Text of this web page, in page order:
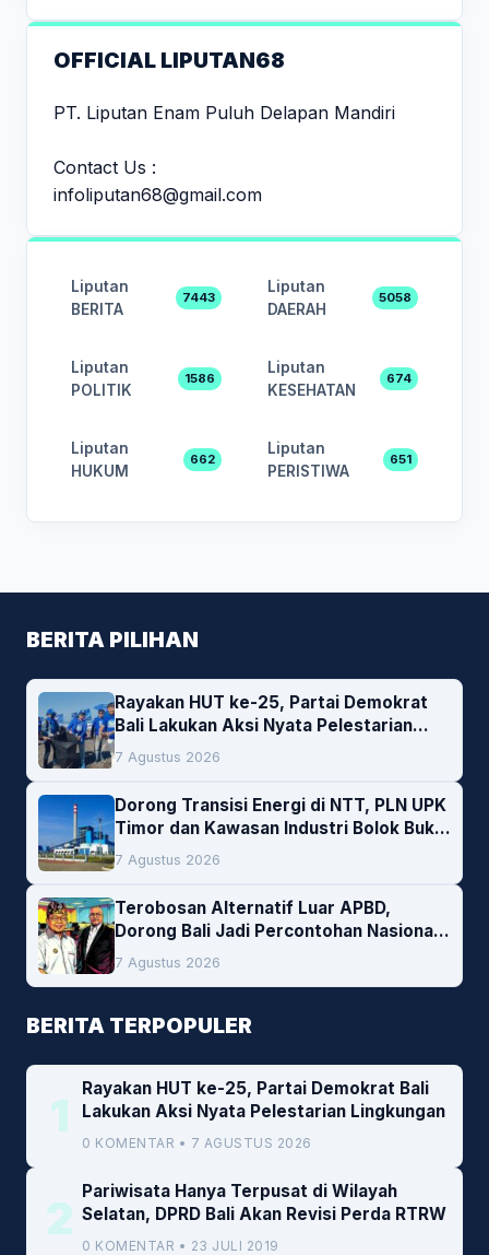
OFFICIAL LIPUTAN68
PT. Liputan Enam Puluh Delapan Mandiri
Contact Us :
infoliputan68@gmail.com
Liputan
BERITA
7443
Liputan
DAERAH
5058
Liputan
POLITIK
1586
Liputan
KESEHATAN
674
Liputan
HUKUM
662
Liputan
PERISTIWA
651
BERITA PILIHAN
Rayakan HUT ke-25, Partai Demokrat
Bali Lakukan Aksi Nyata Pelestarian
Lingkungan
7 Agustus 2026
Dorong Transisi Energi di NTT, PLN UPK
Timor dan Kawasan Industri Bolok Buka
Peluang Investasi Woodchip untuk
Cofiring PLTU Bolok
7 Agustus 2026
Terobosan Alternatif Luar APBD,
Dorong Bali Jadi Percontohan Nasional
Pembiayaan Daerah
7 Agustus 2026
BERITA TERPOPULER
1
Rayakan HUT ke-25, Partai Demokrat Bali
Lakukan Aksi Nyata Pelestarian Lingkungan
0 KOMENTAR • 7 AGUSTUS 2026
2
Pariwisata Hanya Terpusat di Wilayah
Selatan, DPRD Bali Akan Revisi Perda RTRW
0 KOMENTAR • 23 JULI 2019